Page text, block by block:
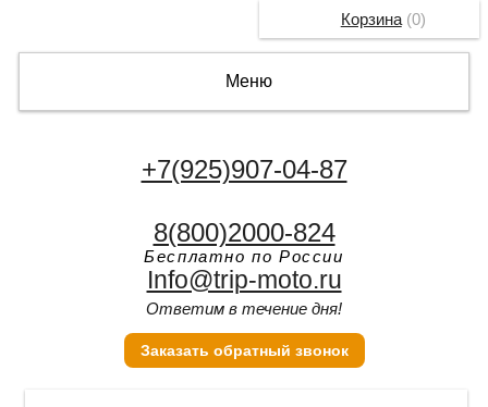
Меню
+7(925)907-04-87
8(800)2000-824
Бесплатно по России
Info@trip-moto.ru
Ответим в течение дня!
Заказать обратный звонок
Корзина(0)